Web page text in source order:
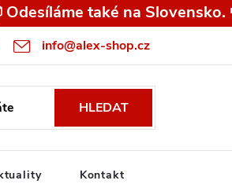
také na Slovensko.
info@alex-shop.cz
podmínky pro spotřebitele
HLEDAT
Kontakt